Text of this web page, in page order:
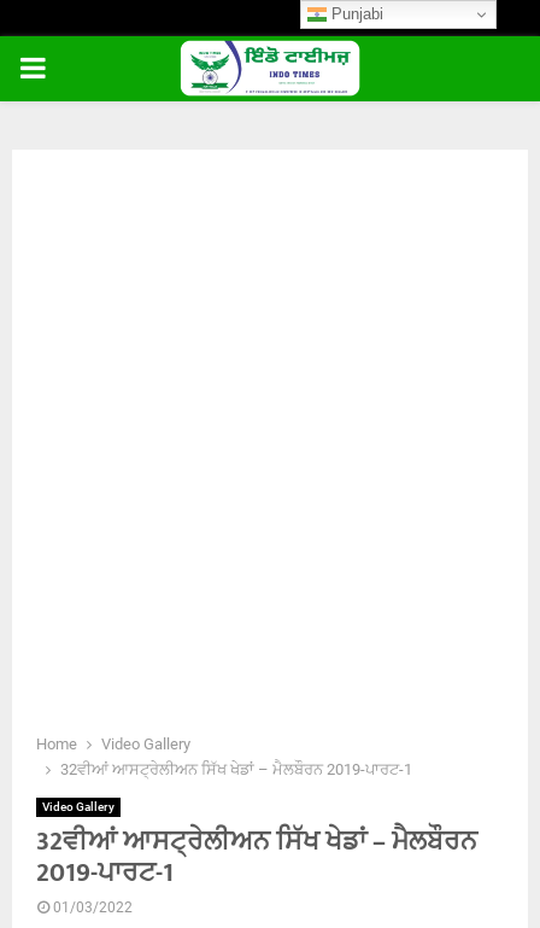
PRIMARY
Home
Video Gallery
32ਵੀਆਂ ਆਸਟ੍ਰੇਲੀਅਨ ਸਿੱਖ ਖੇਡਾਂ – ਮੈਲਬੌਰਨ 2019-ਪਾਰਟ-1
Video Gallery
32ਵੀਆਂ ਆਸਟ੍ਰੇਲੀਅਨ ਸਿੱਖ ਖੇਡਾਂ – ਮੈਲਬੌਰਨ
2019-ਪਾਰਟ-1
01/03/2022
Punjabi